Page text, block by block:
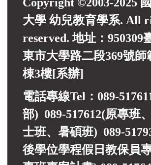
Copyright ©2003-2025
大學 幼兒教育學系. All
reserved. 地址：950309
東市大學路二段369號師
棟3樓[系辦]
電話專線Tel：089-
部) 089-517612(原專班
士班、暑碩班) 089-
後學位學程假日教保員專